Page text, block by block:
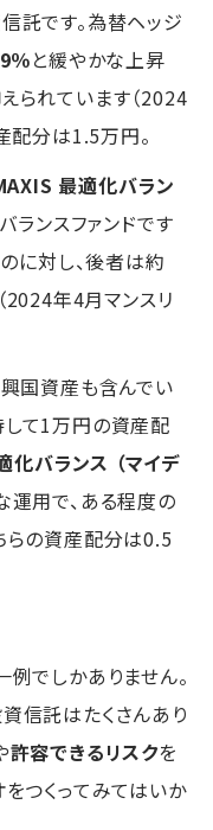
託です。為替ヘッジ
％と緩やかな上昇
られています（2024
配分は1.5万円。
最適化バラン
ランスファンドです
に対し、後者は約
年4月マンスリ
国資産も含んでい
て1万円の資産配
バランス （マイデ
運用で、ある程度の
らの資産配分は0.5
例でしかありません。
信託はたくさんあり
許容できるリスクを
つくってみてはいか